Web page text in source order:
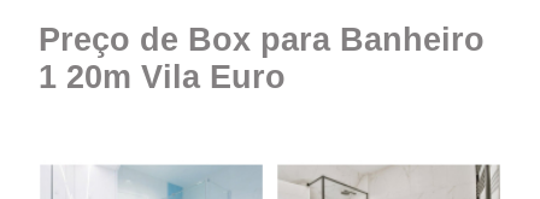
Preço de Box para Banheiro
1 20m Vila Euro